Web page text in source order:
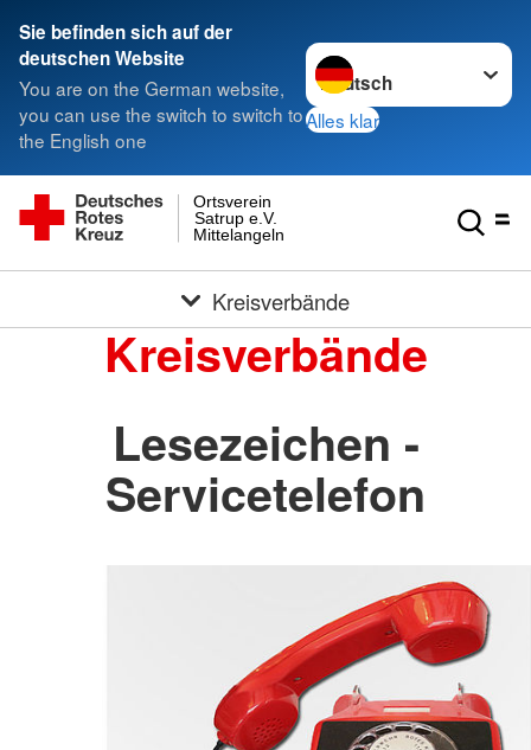
Sie befinden sich auf der
deutschen Website
You are on the German website,
you can use the switch to switch to
the English one
Sprache wechseln zu
Alles klar
Mittelangeln
Satrup e.V.
Ortsverein
Kreisverbände
Kreisverbände
Lesezeichen -
Servicetelefon